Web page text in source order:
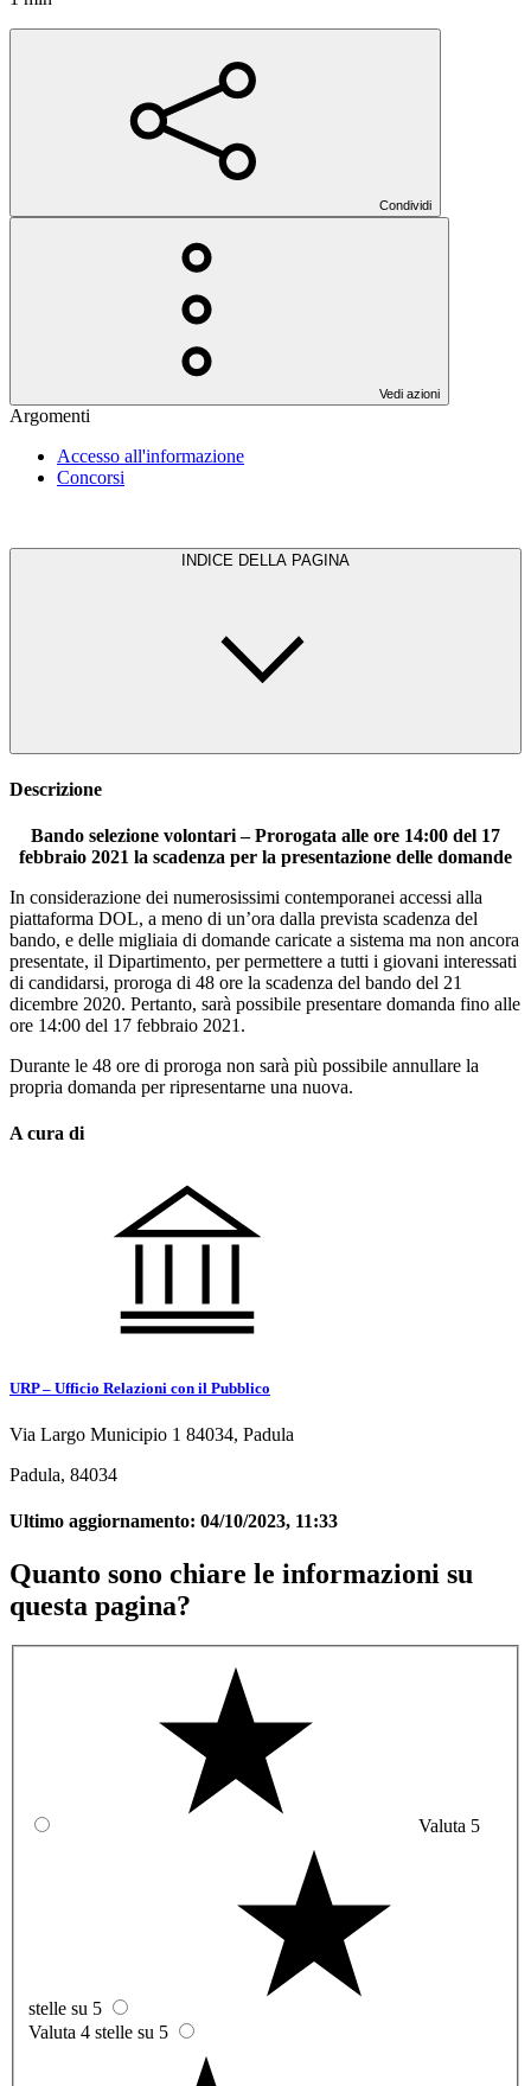
Condividi
Vedi azioni
Argomenti
Accesso all'informazione
Concorsi
INDICE DELLA PAGINA
Descrizione
Bando selezione volontari – Prorogata alle ore 14:00 del 17
febbraio 2021 la scadenza per la presentazione delle domande
In considerazione dei numerosissimi contemporanei accessi alla
piattaforma DOL, a meno di un’ora dalla prevista scadenza del
bando, e delle migliaia di domande caricate a sistema ma non ancora
presentate, il Dipartimento, per permettere a tutti i giovani interessati
di candidarsi, proroga di 48 ore la scadenza del bando del 21
dicembre 2020. Pertanto, sarà possibile presentare domanda fino alle
ore 14:00 del 17 febbraio 2021.
Durante le 48 ore di proroga non sarà più possibile annullare la
propria domanda per ripresentarne una nuova.
A cura di
URP – Ufficio Relazioni con il Pubblico
Via Largo Municipio 1 84034, Padula
Padula, 84034
Ultimo aggiornamento: 04/10/2023, 11:33
Quanto sono chiare le informazioni su
questa pagina?
Valuta 5
stelle su 5
Valuta 4 stelle su 5